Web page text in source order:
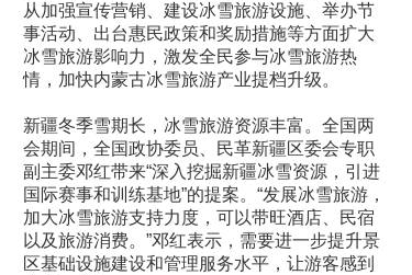
从加强宣传营销、建设冰雪旅游设施、举办节
事活动、出台惠民政策和奖励措施等方面扩大
冰雪旅游影响力，激发全民参与冰雪旅游热
情，加快内蒙古冰雪旅游产业提档升级。
新疆冬季雪期长，冰雪旅游资源丰富。全国两
会期间，全国政协委员、民革新疆区委会专职
副主委邓红带来“深入挖掘新疆冰雪资源，引进
国际赛事和训练基地”的提案。“发展冰雪旅游，
加大冰雪旅游支持力度，可以带旺酒店、民宿
以及旅游消费。”邓红表示，需要进一步提升景
区基础设施建设和管理服务水平，让游客感到